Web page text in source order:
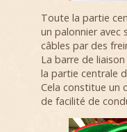
Toute la partie
un palonnier avec
câbles par des
La barre de
la partie centrale
Cela constitue un
de facilité de